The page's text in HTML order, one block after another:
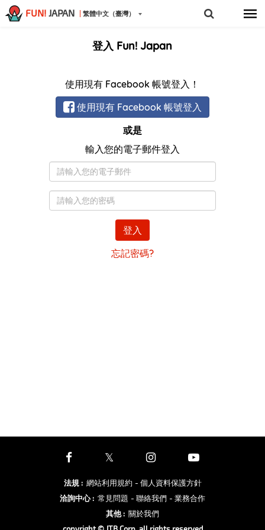
FUN! JAPAN 繁體中文（臺灣）
登入 Fun! Japan
使用現有 Facebook 帳號登入！
使用現有 Facebook 帳號登入
或是
輸入您的電子郵件登入
子
郵
碼
登入
忘記密碼?
法規: 網站利用規約 - 個人資料保護方針
洽詢中心: 常見問題 - 聯絡我們 - 業務合作
其他: 關於我們